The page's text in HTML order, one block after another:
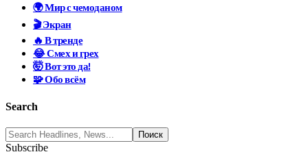
🌍 Мир с чемоданом
🎬 Экран
🔥 В тренде
😂 Смех и грех
🤯 Вот это да!
🧩 Обо всём
Search
Subscribe